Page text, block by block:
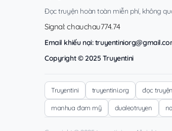
Đọc truyện hoàn toàn miễn phí, không
Signal: chauchau774.74
Email khiếu nại:
Copyright © 2025 Truyentini
Truyentini truyentini.org đọc
manhua đam mỹ dualeotruyen